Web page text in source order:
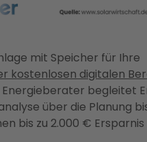
mit Speicher für Ihre
kostenlosen digitalen
begleitet
über die Planung
bis zu 2.000 € Ersparnis